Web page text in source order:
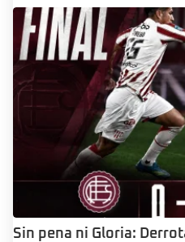
Sin pena ni Gloria: